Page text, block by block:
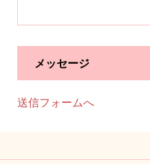
メッセージ
送信フォームへ